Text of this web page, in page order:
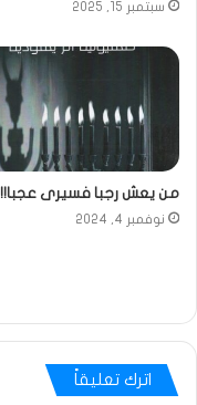
سبتمبر 15, 2025
من يعش رجبا فسيرى عجبا!!
نوفمبر 4, 2024
اترك تعليقاً